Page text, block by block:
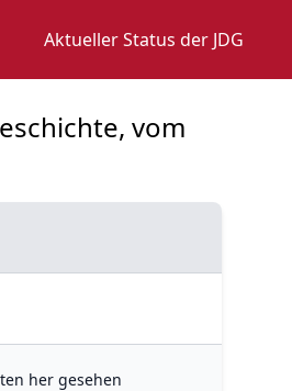
Aktueller Status der JDG
vom
her gesehen